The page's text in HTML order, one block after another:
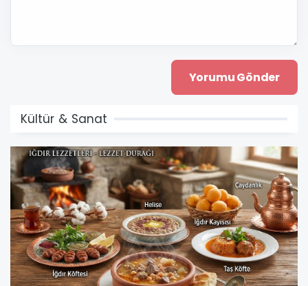
Kültür & Sanat